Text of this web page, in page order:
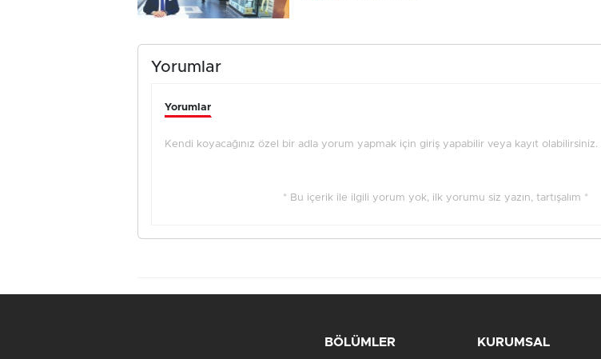
Yorumlar
Yorumlar
Kendi koyacağınız özel bir adla yorum yapmak için giriş yapabilir veya kayıt olabilirsiniz.
* Bu içerik ile ilgili yorum yok, ilk yorumu siz yazın, tartışalım *
BÖLÜMLER KURUMSAL